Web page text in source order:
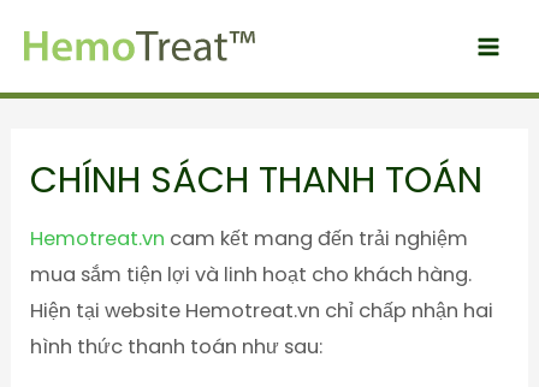
CHÍNH SÁCH THANH TOÁN
Hemotreat.vn cam kết mang đến trải nghiệm
mua sắm tiện lợi và linh hoạt cho khách hàng.
Hiện tại website Hemotreat.vn chỉ chấp nhận hai
hình thức thanh toán như sau: